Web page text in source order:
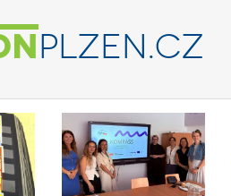
PLZEN.CZ